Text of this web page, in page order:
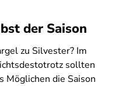
der Saison
zu Silvester? Im
sollten
Möglichen die Saison